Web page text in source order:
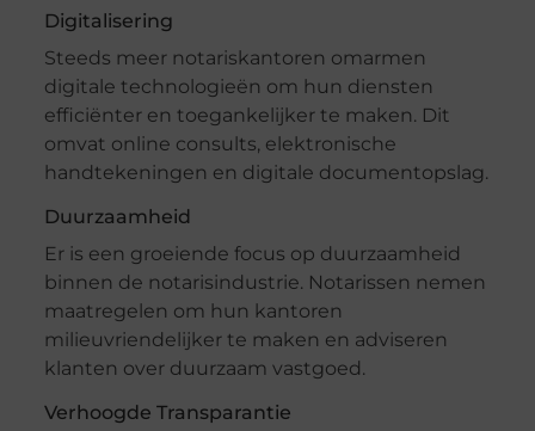
Digitalisering
Steeds meer notariskantoren omarmen
digitale technologieën om hun diensten
efficiënter en toegankelijker te maken. Dit
omvat online consults, elektronische
handtekeningen en digitale documentopslag.
Duurzaamheid
Er is een groeiende focus op duurzaamheid
binnen de notarisindustrie. Notarissen nemen
maatregelen om hun kantoren
milieuvriendelijker te maken en adviseren
klanten over duurzaam vastgoed.
Verhoogde Transparantie